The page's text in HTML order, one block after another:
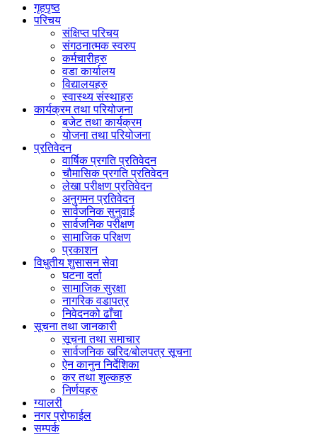
गृहपृष्ठ
परिचय
संक्षिप्त परिचय
संगठनात्मक स्वरुप
कर्मचारीहरु
वडा कार्यालय
विद्यालयहरु
स्वास्थ्य संस्थाहरु
कार्यक्रम तथा परियोजना
बजेट तथा कार्यक्रम
योजना तथा परियोजना
प्रतिवेदन
वार्षिक प्रगति प्रतिवेदन
चौमासिक प्रगति प्रतिवेदन
लेखा परीक्षण प्रतिवेदन
अनुगमन प्रतिवेदन
सार्वजनिक सुनुवाई
सार्वजनिक परीक्षण
सामाजिक परिक्षण
प्रकाशन
विधुतीय शुसासन सेवा
घटना दर्ता
सामाजिक सुरक्षा
नागरिक वडापत्र
निवेदनको ढाँचा
सूचना तथा जानकारी
सूचना तथा समाचार
सार्वजनिक खरिद/बोलपत्र सूचना
ऐन कानुन निर्देशिका
कर तथा शुल्कहरु
निर्णयहरु
ग्यालरी
नगर प्रोफाईल
सम्पर्क